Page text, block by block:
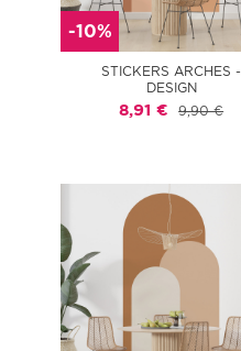
-10%
STICKERS ARCHES -
DESIGN
8,91 € 9,90 €